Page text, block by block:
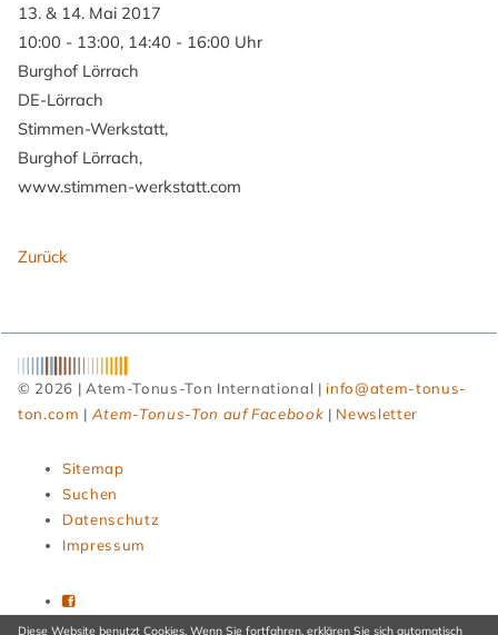
13. & 14. Mai 2017
10:00 - 13:00, 14:40 - 16:00 Uhr
Burghof Lörrach
DE-Lörrach
Stimmen-Werkstatt,
Burghof Lörrach,
www.stimmen-werkstatt.com
Zurück
© 2026 | Atem-Tonus-Ton International | info@atem-tonus-
ton.com | Atem-Tonus-Ton auf Facebook | Newsletter
überspringen
Sitemap
Suchen
Datenschutz
Impressum
Diese Website benutzt Cookies. Wenn Sie fortfahren, erklären Sie sich automatisch